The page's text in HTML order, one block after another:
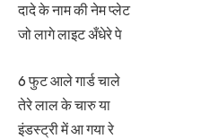
दादे के नाम की नेम प्लेट
जो लागे लाइट अँधेरे पे
6 फुट आले गार्ड चाले
तेरे लाल के चारु या
इंडस्ट्री में आ गया रे